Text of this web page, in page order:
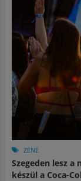
ZENE
Szegeden lesz
készül a Coca-